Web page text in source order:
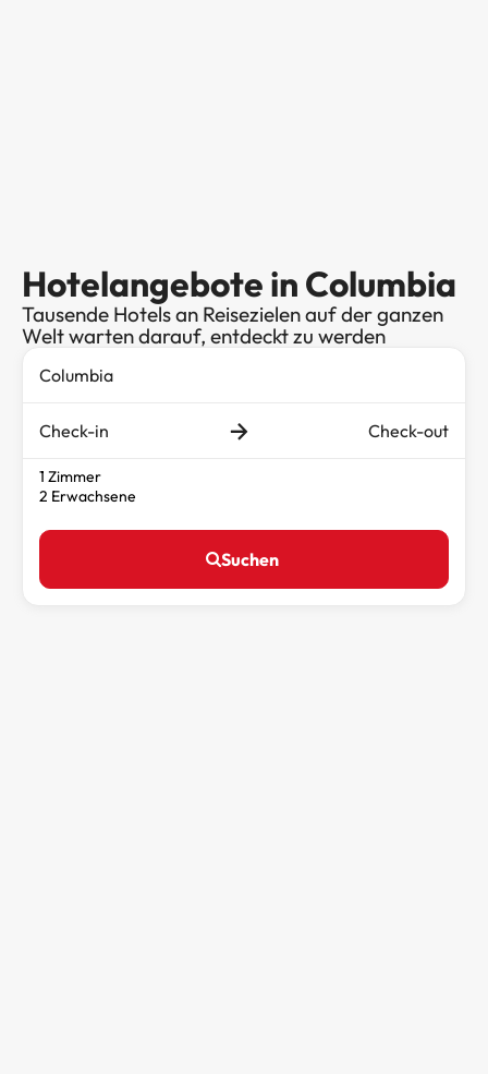
Hotelangebote in Columbia
Tausende Hotels an Reisezielen auf der ganzen
Welt warten darauf, entdeckt zu werden
Check-in Check-out
1 Zimmer
2 Erwachsene
Suchen